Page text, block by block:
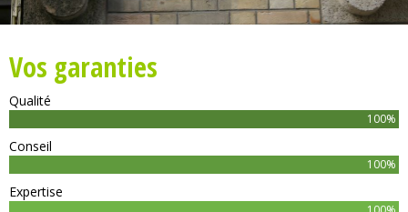
Vos garanties
Qualité
100%
Conseil
100%
Expertise